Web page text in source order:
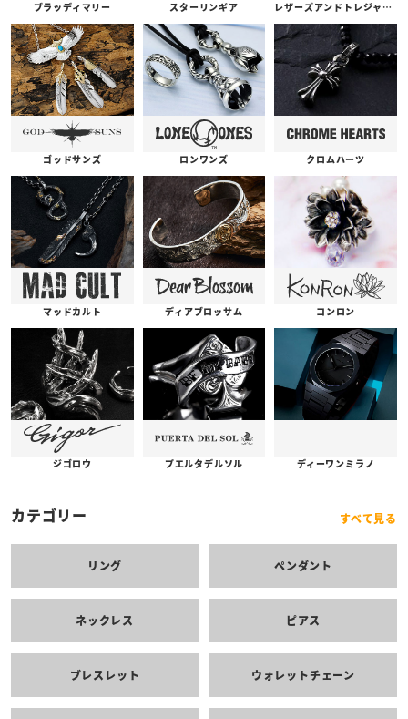
ブラッディマリー スターリンギア レザーズアンドトレジャーズ
ゴッドサンズ ロンワンズ クロムハーツ
マッドカルト ディアブロッサム コンロン
ジゴロウ プエルタデルソル ディーワンミラノ
カテゴリー すべて見る
リング ペンダント
ネックレス ピアス
ブレスレット ウォレットチェーン